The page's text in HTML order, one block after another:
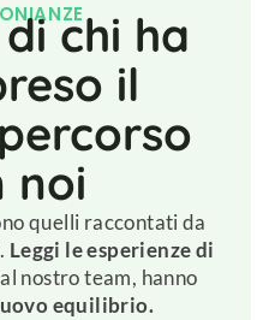
chi ha
il
noi
quelli raccontati da
Leggi le esperienze di
nostro team, hanno
equilibrio.